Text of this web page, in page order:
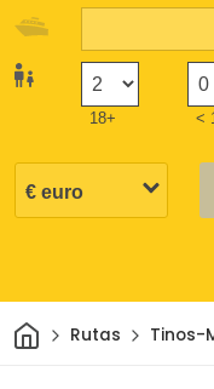
18+ <
InicioRutas Tinos-